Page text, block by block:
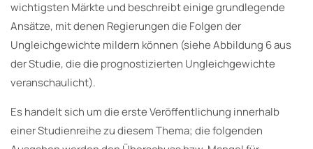
wichtigsten Märkte und beschreibt einige grundlegende
Ansätze, mit denen Regierungen die Folgen der
Ungleichgewichte mildern können (siehe Abbildung 6 aus
der Studie, die die prognostizierten Ungleichgewichte
veranschaulicht).
Es handelt sich um die erste Veröffentlichung innerhalb
einer Studienreihe zu diesem Thema; die folgenden